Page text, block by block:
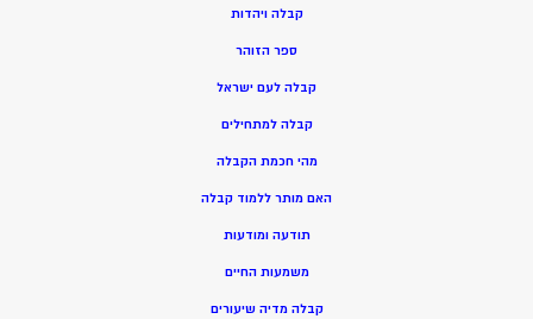
קבלה ויהדות
ספר הזוהר
קבלה לעם ישראל
קבלה למתחילים
מהי חכמת הקבלה
האם מותר ללמוד קבלה
תודעה ומודעות
משמעות החיים
קבלה מדיה שיעורים